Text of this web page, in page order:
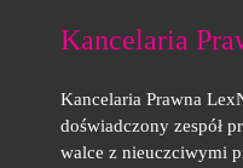
Kancelaria
Kancelaria Prawna
doświadczony zespół
walce z nieuczciwymi